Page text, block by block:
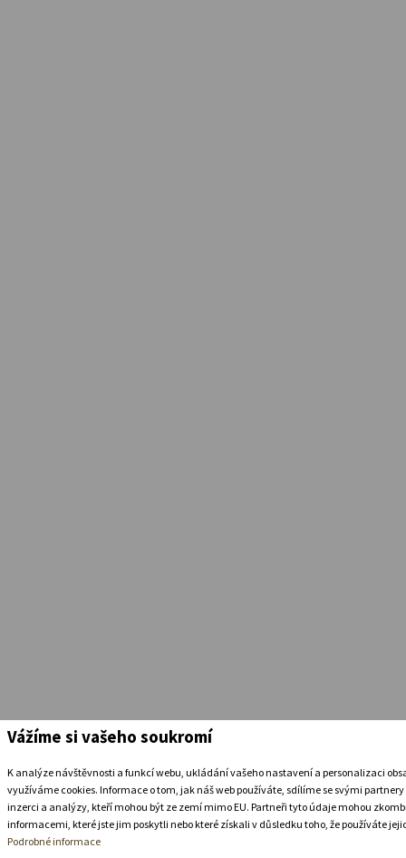
Vážíme si vašeho soukromí
K analýze návštěvnosti a funkcí webu, ukládání vašeho nastavení a personalizaci
využíváme cookies. Informace o tom, jak náš web používáte, sdílíme se svými
inzerci a analýzy, kteří mohou být ze zemí mimo EU. Partneři tyto údaje mohou
informacemi, které jste jim poskytli nebo které získali v důsledku toho, že používáte
Podrobné informace